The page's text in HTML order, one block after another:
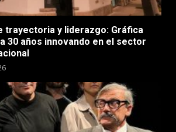
trayectoria y liderazgo: Gráfica
30 años innovando en el sector